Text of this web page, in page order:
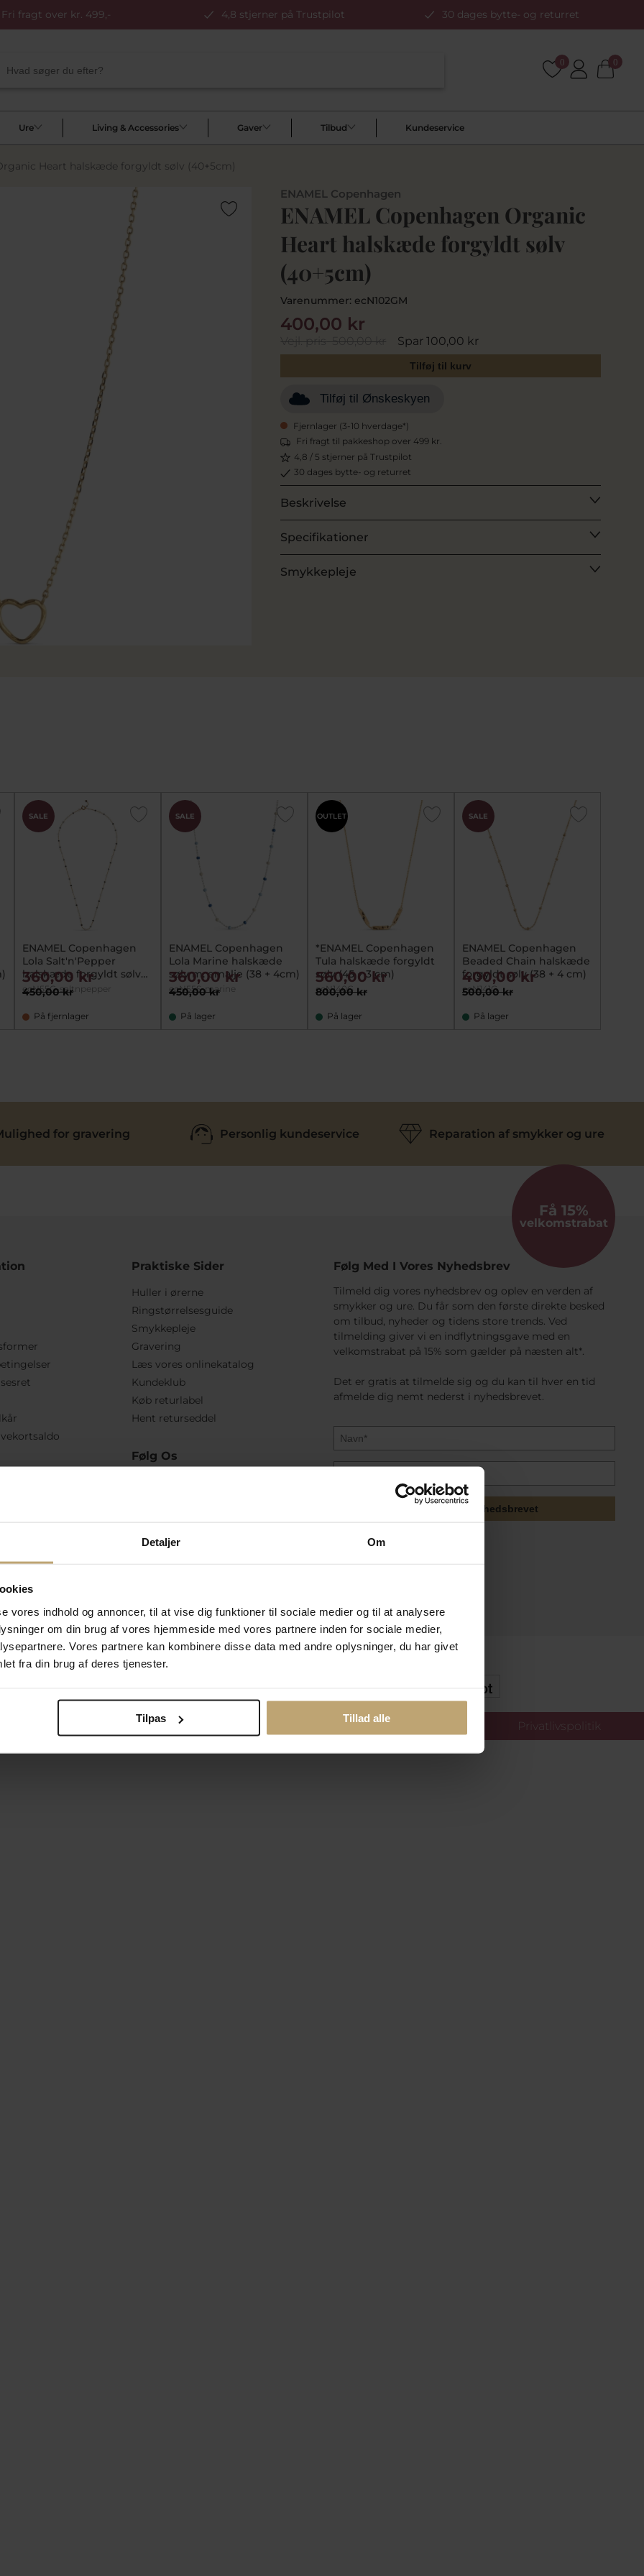
Detaljer Om
vores indhold og annoncer, til at vise dig funktioner til sociale medier og til at analysere
om din brug af vores hjemmeside med vores partnere inden for sociale medier,
Vores partnere kan kombinere disse data med andre oplysninger, du har givet
fra din brug af deres tjenester.
Tilpas Tillad alle
Fri fragt over kr. 499,- 4,8 stjerner på Trustpilot 30 dages bytte- og returret
0 0
Ure Living & Accessories Gaver Tilbud Kundeservice
Heart halskæde forgyldt sølv (40+5cm)
ENAMEL Copenhagen
ENAMEL Copenhagen Organic
Heart halskæde forgyldt sølv
(40+5cm)
Varenummer: ecN102GM
Vejl. pris500,00 kr Spar 100,00 kr
400,00 kr
Tilføj til kurv
Tilføj til Ønskeskyen
Fjernlager (3-10 hverdage*)
Fri fragt til pakkeshop over 499 kr.
4,8 / 5 stjerner på Trustpilot
30 dages bytte- og returret
Beskrivelse
Specifikationer
Smykkepleje
SALE
ENAMEL Copenhagen
Lola Salt'n'Pepper
halskæde forgyldt sølv
(38 + 4 cm)
ecN55G-saltnpepper
450,00 kr
360,00 kr
På fjernlager
SALE
ENAMEL Copenhagen
Lola Marine halskæde
sølv m. emalje (38 + 4cm)
ecN55S-marine
450,00 kr
360,00 kr
På lager
OUTLET
*ENAMEL Copenhagen
Tula halskæde forgyldt
sølv (45 + 3 cm)
ecN140G
800,00 kr
560,00 kr
På lager
SALE
ENAMEL Copenhagen
Beaded Chain halskæde
forgyldt sølv (38 + 4 cm)
ecN141G
500,00 kr
400,00 kr
På lager
for gravering Personlig kundeservice Reparation af smykker og ure
Praktiske Sider
Huller i ørerne
Ringstørrelsesguide
Smykkepleje
Gravering
Læs vores onlinekatalog
Kundeklub
Køb returlabel
Hent returseddel
Følg Os
Få 15%
velkomstrabat
Følg Med I Vores Nyhedsbrev
Tilmeld dig vores nyhedsbrev og oplev en verden af
smykker og ure. Du får som den første direkte besked
om tilbud, nyheder og tidens store trends. Ved
tilmelding giver vi en indflytningsgave med en
velkomstrabat på 15% som gælder på næsten alt*.
Det er gratis at tilmelde sig og du kan til hver en tid
afmelde dig nemt nederst i nyhedsbrevet.
Tilmeld mig nyhedsbrevet
Betalingsmuligheder Sikker Og Tryg E-Handel
Ændr cookie-indstillinger Privatlivspolitik